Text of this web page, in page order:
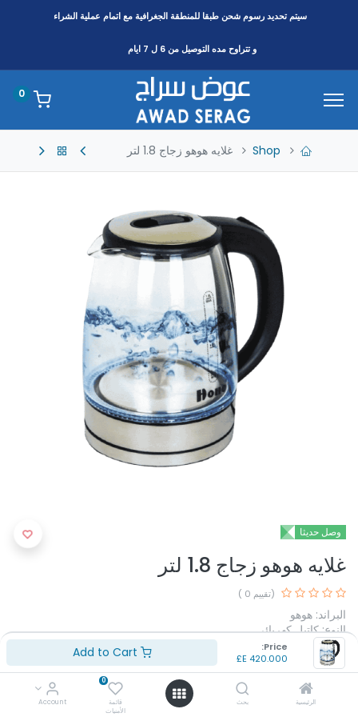
Price:
420.000
الرئيسية بحث
0
قائمة
الأمنيات
Account
سيتم تحديد رسوم شحن طبقا للمنطقةالجغرافية مع اتمام عملية الشراء
و تتراوح مده التوصيل من 6 ل 7 ايام
0
Shop غلايه هوهو زجاج 1.8 لتر
وصل حديثا
غلايه هوهو زجاج 1.8 لتر
(تقييم 0 )
البراند: هوهو
النوع: كاتيل كهربائي
السعة: 1.8 لتر
الطاقة: 1500 وات
مصنوع من: زجاج
غلاية بتصميم من الزجاج والستانلس ستيل